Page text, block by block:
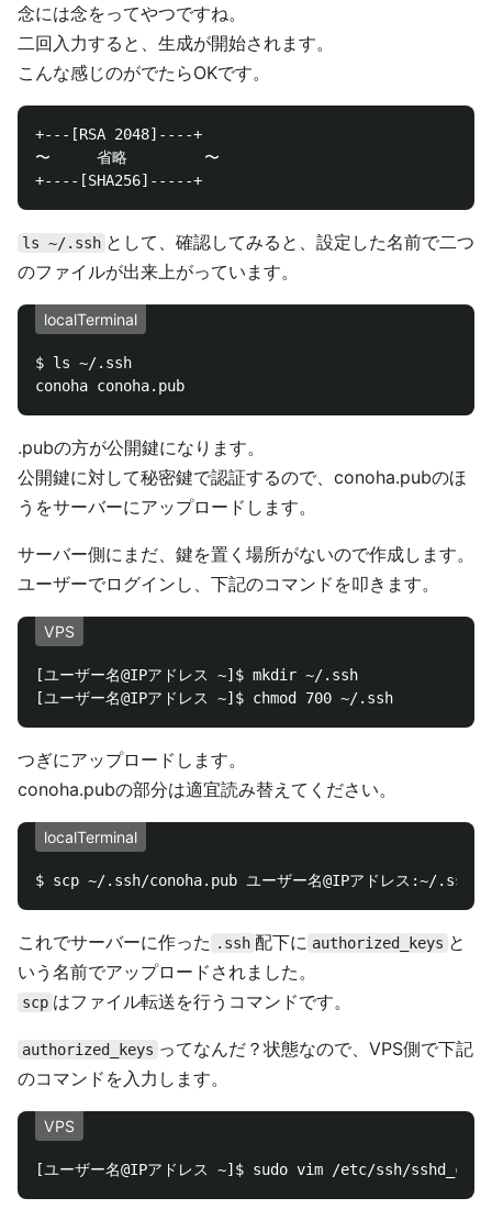
念には念をってやつですね。
二回入力すると、生成が開始されます。
こんな感じのがでたらOKです。
+---[RSA 2048]----+
〜　　　省略　　　　　〜
ls ~/.ssh として、確認してみると、設定した名前で二つ
のファイルが出来上がっています。
localTerminal
$ ls ~/.ssh
.pubの方が公開鍵になります。
公開鍵に対して秘密鍵で認証するので、conoha.pubのほ
うをサーバーにアップロードします。
サーバー側にまだ、鍵を置く場所がないので作成します。
ユーザーでログインし、下記のコマンドを叩きます。
VPS
[ユーザー名@IPアドレス ~]$ mkdir ~/.ssh
つぎにアップロードします。
conoha.pubの部分は適宜読み替えてください。
localTerminal
これでサーバーに作った .ssh 配下に authorized_keys と
いう名前でアップロードされました。
scp はファイル転送を行うコマンドです。
authorized_keys ってなんだ？状態なので、VPS側で下記
のコマンドを入力します。
VPS